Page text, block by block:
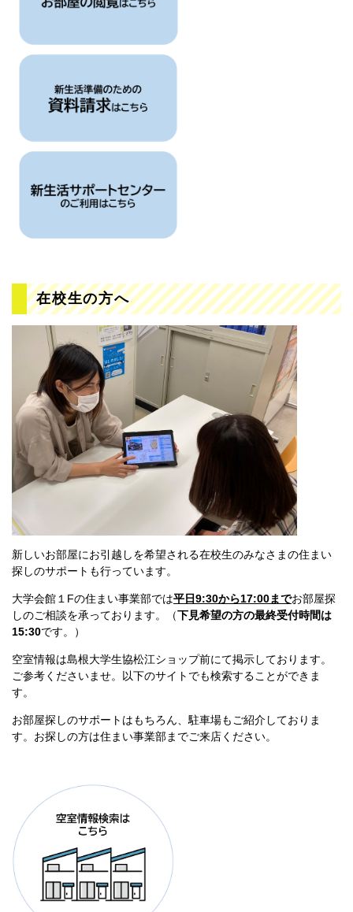
在校生の方へ
新しいお部屋にお引越しを希望される在校生のみなさまの住まい
探しのサポートも行っています。
大学会館１Fの住まい事業部では平日9:30から17:00までお部屋探
しのご相談を承っております。（下見希望の方の最終受付時間は
15:30です。）
空室情報は島根大学生協松江ショップ前にて掲示しております。
ご参考くださいませ。以下のサイトでも検索することができま
す。
お部屋探しのサポートはもちろん、駐車場もご紹介しておりま
す。お探しの方は住まい事業部までご来店ください。